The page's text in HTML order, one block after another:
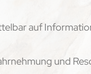
auf
und